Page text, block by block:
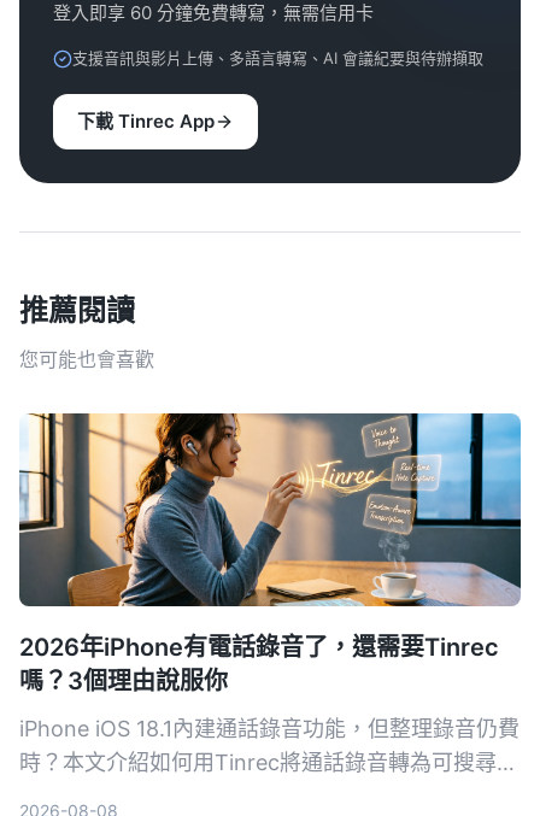
登入即享 60 分鐘免費轉寫，無需信用卡
支援音訊與影片上傳、多語言轉寫、AI 會議紀要與待辦擷取
下載 Tinrec App
推薦閱讀
您可能也會喜歡
2026年iPhone有電話錄音了，還需要Tinrec
嗎？3個理由說服你
iPhone iOS 18.1內建通話錄音功能，但整理錄音仍費
時？本文介紹如何用Tinrec將通話錄音轉為可搜尋的
2026-08-08